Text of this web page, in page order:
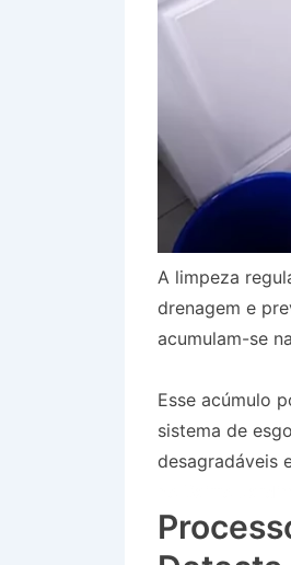
A limpeza
drenagem e
acumulam-se
Esse acúmulo
sistema de
desagradáveis